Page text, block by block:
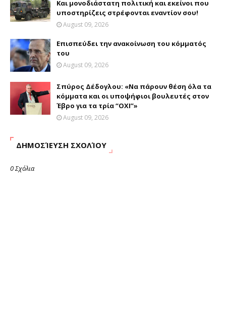
Και μονοδιάστατη πολιτική και εκείνοι που
υποστηρίζεις στρέφονται εναντίον σου!
August 09, 2026
Επισπεύδει την ανακοίνωση του κόμματός
του
August 09, 2026
Σπύρος Δέδογλου: «Να πάρουν θέση όλα τα
κόμματα και οι υποψήφιοι βουλευτές στον
Έβρο για τα τρία “ΟΧΙ”»
August 09, 2026
ΔΗΜΟΣΊΕΥΣΗ ΣΧΟΛΊΟΥ
0 Σχόλια